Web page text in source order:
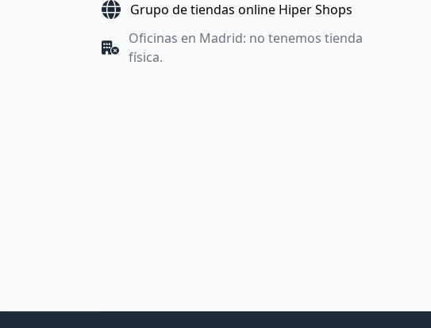
Grupo de tiendas online Hiper Shops
Oficinas en Madrid: no tenemos tienda
física.